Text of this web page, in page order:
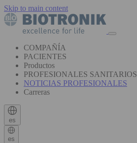
Skip to main content
COMPAÑÍA
PACIENTES
Productos
PROFESIONALES SANITARIOS
NOTICIAS PROFESIONALES
Carreras
es
es